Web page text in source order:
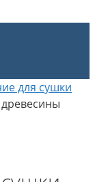
для сушки